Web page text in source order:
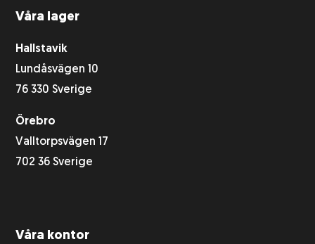
Våra lager
Hallstavik
Lundåsvägen 10
76 330 Sverige
Örebro
Valltorpsvägen 17
702 36 Sverige
Våra kontor